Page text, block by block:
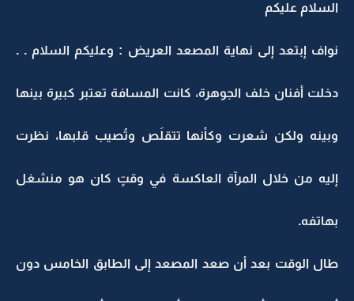
السلام عليكم
نواف إبتعد إلى نهاية المصعد العريض : وعليكم السلام . .
دخلت أفنان خلف الجوهرة، كانت المسافة تعتبر كبيرة بينها
وبينه ولكن شعرت وكأنها تتقلَص وتُصيب قلبها، نظرت
إليه من خلال المرآة العاكسة في وقتٍ كان هو منشغل
بهاتفه.
طال الوقت بعد أن صعد المصعد إلى الطابق الخامس دون